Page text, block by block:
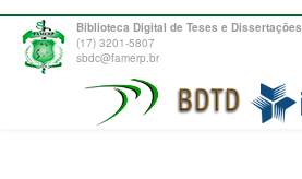
Biblioteca Digital de Teses e Dissertações
(17) 3201-5807
sbdc@famerp.br